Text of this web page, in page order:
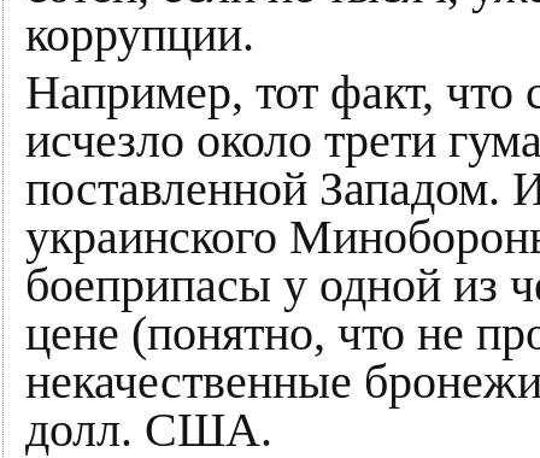
коррупции.
Например, тот факт, что
исчезло около трети
поставленной Западом.
украинского
боеприпасы у одной из
цене (понятно, что не
некачественные
долл. США.